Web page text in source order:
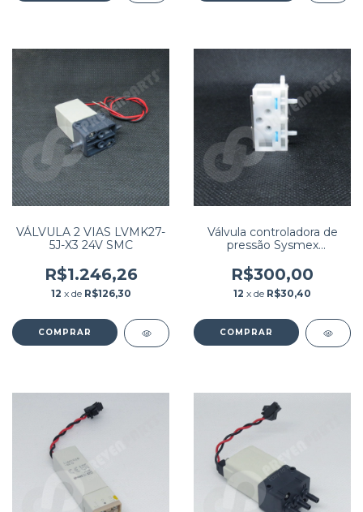
VÁLVULA 2 VIAS LVMK27-
5J-X3 24V SMC
R$1.246,26
12 x de R$126,30
Válvula controladora de
pressão Sysmex
(Pressure controlled valve
443-9685-1)
R$300,00
12 x de R$30,40